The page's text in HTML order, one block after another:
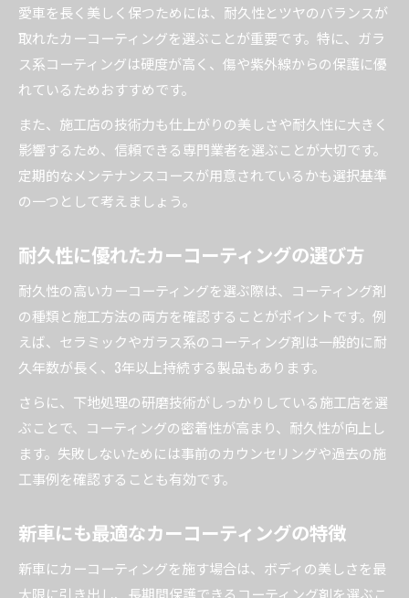
コーティング剤の持続期間と選び方のポイント
業者施工とDIYコーティングの耐久性検証
トヨタ純正カーコーティングの特徴と違い
自分に合ったカーコーティング比較ガイド
カーコーティングおすすめの比較ポイント
業者と市販コーティング剤の違いを解説
価格と効果で選ぶカーコーティングおすすめ法
初心者でも選びやすいカーコーティング比較
カーコーティングで美しさを保つ秘訣を紹介
カーコーティングで長期間美しさを守る方法
おすすめのメンテナンスとケアポイント
カーコーティング後の洗車と日常ケアのコツ
ツヤを持続させるカーコーティングの秘訣
愛車の美観維持に役立つ実践的なポイント
愛車を長く美しく保つためには、耐久性とツヤのバランスが
取れたカーコーティングを選ぶことが重要です。特に、ガラ
ス系コーティングは硬度が高く、傷や紫外線からの保護に優
れているためおすすめです。
また、施工店の技術力も仕上がりの美しさや耐久性に大きく
影響するため、信頼できる専門業者を選ぶことが大切です。
定期的なメンテナンスコースが用意されているかも選択基準
の一つとして考えましょう。
耐久性に優れたカーコーティングの選び方
耐久性の高いカーコーティングを選ぶ際は、コーティング剤
の種類と施工方法の両方を確認することがポイントです。例
えば、セラミックやガラス系のコーティング剤は一般的に耐
久年数が長く、3年以上持続する製品もあります。
さらに、下地処理の研磨技術がしっかりしている施工店を選
ぶことで、コーティングの密着性が高まり、耐久性が向上し
ます。失敗しないためには事前のカウンセリングや過去の施
工事例を確認することも有効です。
新車にも最適なカーコーティングの特徴
新車にカーコーティングを施す場合は、ボディの美しさを最
大限に引き出し、長期間保護できるコーティング剤を選ぶこ